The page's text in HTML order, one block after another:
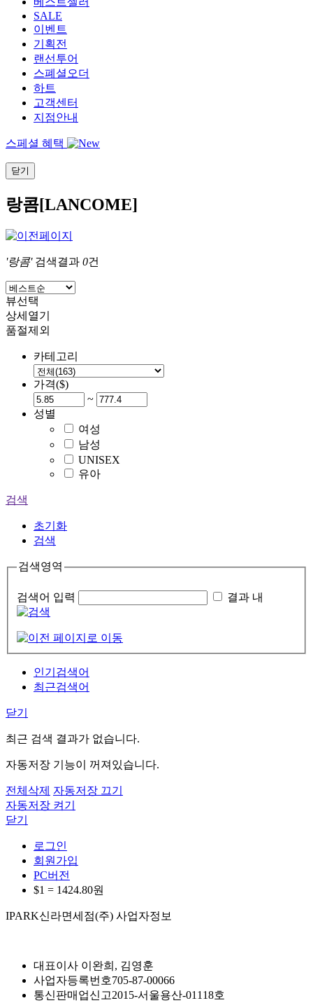
SALE
이벤트
기획전
랜선투어
스폐셜오더
하트
고객센터
지점안내
스페셜 혜택
닫기
랑콤[LANCOME]
'랑콤'검색결과 0건
뷰선택
상세열기
품절제외
카테고리
가격($)
~
성별
여성
남성
UNISEX
유아
검색
초기화
검색
검색영역
검색어 입력 결과 내
인기검색어
최근검색어
닫기
최근 검색 결과가 없습니다.
자동저장 기능이 꺼져있습니다.
전체삭제 자동저장 끄기
자동저장 켜기
닫기
로그인
회원가입
PC버전
$1 = 1424.80원
IPARK신라면세점(주) 사업자정보
대표이사 이완희, 김영훈
사업자등록번호705-87-00066
통신판매업신고2015-서울용산-01118호